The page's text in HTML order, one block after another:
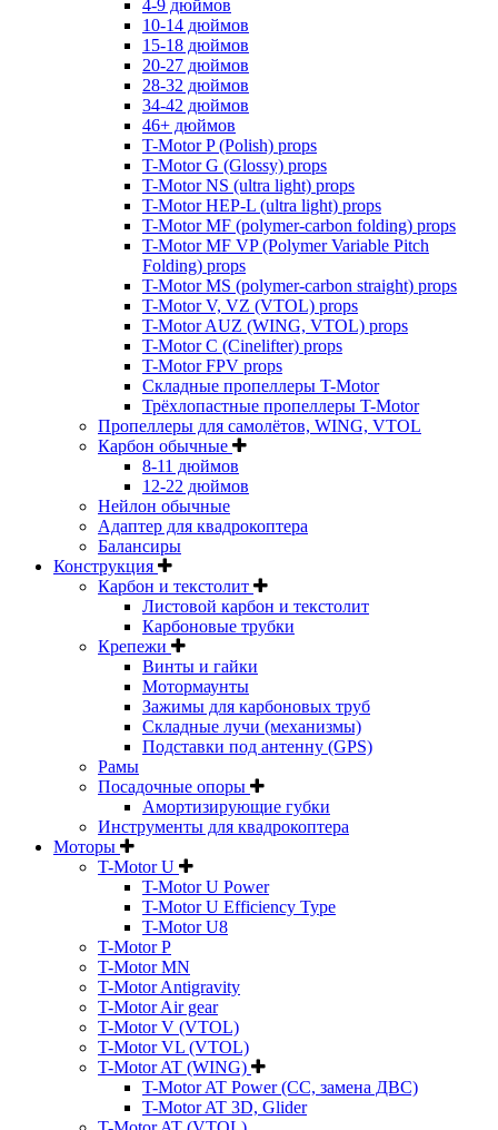
4-9 дюймов
10-14 дюймов
15-18 дюймов
20-27 дюймов
28-32 дюймов
34-42 дюймов
46+ дюймов
T-Motor P (Polish) props
T-Motor G (Glossy) props
T-Motor NS (ultra light) props
T-Motor HEP-L (ultra light) props
T-Motor MF (polymer-carbon folding) props
T-Motor MF VP (Polymer Variable Pitch
Folding) props
T-Motor MS (polymer-carbon straight) props
T-Motor V, VZ (VTOL) props
T-Motor AUZ (WING, VTOL) props
T-Motor C (Cinelifter) props
T-Motor FPV props
Складные пропеллеры T-Motor
Трёхлопастные пропеллеры T-Motor
Пропеллеры для самолётов, WING, VTOL
Карбон обычные
8-11 дюймов
12-22 дюймов
Нейлон обычные
Адаптер для квадрокоптера
Балансиры
Конструкция
Карбон и текстолит
Листовой карбон и текстолит
Карбоновые трубки
Крепежи
Винты и гайки
Мотормаунты
Зажимы для карбоновых труб
Складные лучи (механизмы)
Подставки под антенну (GPS)
Рамы
Посадочные опоры
Амортизирующие губки
Инструменты для квадрокоптера
Моторы
T-Motor U
T-Motor U Power
T-Motor U Efficiency Type
T-Motor U8
T-Motor P
T-Motor MN
T-Motor Antigravity
T-Motor Air gear
T-Motor V (VTOL)
T-Motor VL (VTOL)
T-Motor AT (WING)
T-Motor AT Power (CC, замена ДВС)
T-Motor AT 3D, Glider